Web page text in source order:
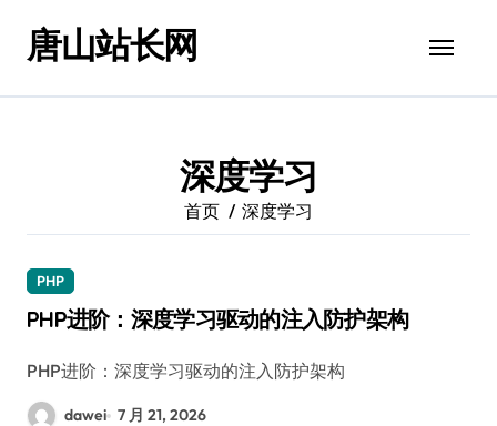
唐山站长网
深度学习
首页 深度学习
PHP
PHP进阶：深度学习驱动的注入防护架构
PHP进阶：深度学习驱动的注入防护架构
dawei 7 月 21, 2026